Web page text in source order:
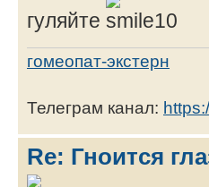
гуляйте
гомеопат-экстерн
Телеграм канал:
Re: Гноится